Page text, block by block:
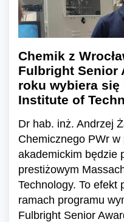
Chemik z
Fulbright Senior
roku wybiera
Institute of
Dr hab. inż. Andrzej
Chemicznego PWr w
akademickim będzie
prestiżowym
Technology. To efekt
ramach programu
Fulbright Senior